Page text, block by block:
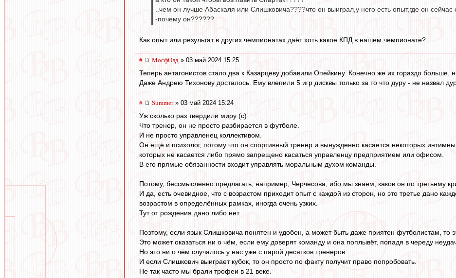
..чем он лучше Абаскаля или Слишковича????что он выиграл,у него есть опыт,где он
-почему он??????
Как опыт или результат в других чемпионатах даёт хоть какое КПД в нашем чемпионате?
# МосфОлд » 03 май 2024 15:25
Теперь антагонистов стало два к Казарцеву добавили Опейкину. Конечно же их гораздо больше,
Даже Андрею Тихонову досталось. Ему влепили 5 игр дисквы только за то что дуру - не назвал
# Summer» 03 май 2024 15:24
Уж сколько раз твердили миру (c)
Что тренер, он не просто разбирается в футболе.
И не просто управленец коллективом.
Он ещё и психолог, потому что он спортивный тренер и вынужденно касается некоторых
которых не касается либо прямо запрещено касаться управленцу предприятием или офисом.
В его прямые обязанности входит управлять моральным духом команды.
Потому, бессмысленно предлагать, например, Черчесова, ибо мы знаем, каков он по третьему
И да, есть очевидное, что с возрастом приходит опыт с каждой из сторон, но это третье дано
возрастом в определённых рамках, иногда очень узких.
Тут от рождения дано либо нет.
Поэтому, если язык Слишковича понятен и удобен, а может быть даже приятен футболистам, то
Это может оказаться ни о чём, если ему доверят команду и она поплывёт, попадя в череду
Но это ни о чём случалось у нас уже с парой десятков тренеров.
И если Слишкович выиграет кубок, то он просто по факту получит право попробовать.
Не так часто мы брали трофеи в 21 веке.